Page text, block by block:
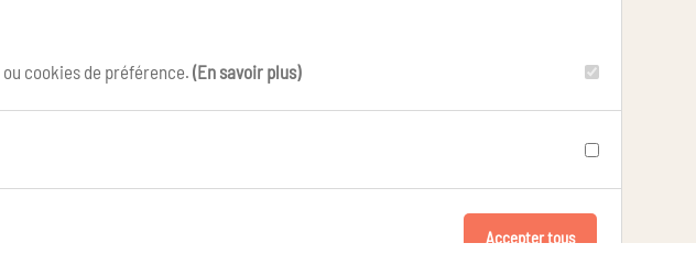
cookies de préférence. (En savoir plus)
Accepter tous